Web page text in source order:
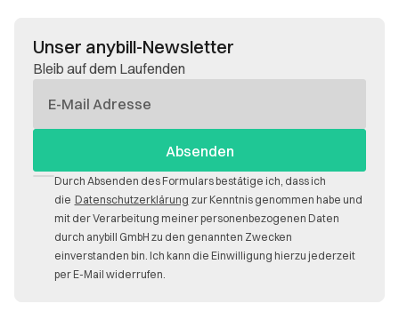
Unser anybill-Newsletter
Bleib auf dem Laufenden
Mail
Durch Absenden des Formulars bestätige ich, dass ich
die Datenschutzerklärung zur Kenntnis genommen habe und
mit der Verarbeitung meiner personenbezogenen Daten
durch anybill GmbH zu den genannten Zwecken
einverstanden bin. Ich kann die Einwilligung hierzu jederzeit
per E-Mail widerrufen.